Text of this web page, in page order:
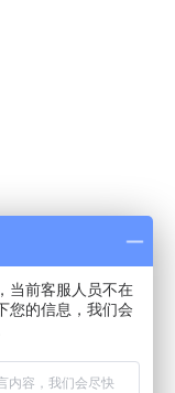
当前客服人员不在
您的信息，我们会